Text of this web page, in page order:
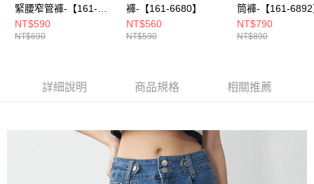
緊腰窄管褲-【161-
6862】
NT$590
NT$690
褲-【161-6680】
NT$560
NT$590
筒褲-【161-
NT$790
NT$890
詳細說明 商品規格 相關推薦